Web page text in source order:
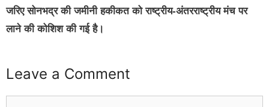
जरिए सोनभद्र की जमीनी हकीकत को राष्ट्रीय-अंतरराष्ट्रीय मंच पर
लाने की कोशिश की गई है।
Leave a Comment